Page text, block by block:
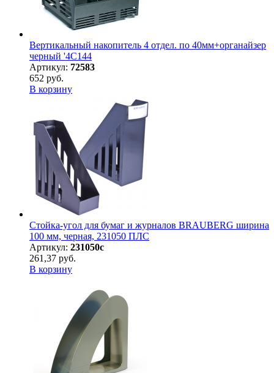
Вертикальный накопитель 4 отдел. по 40мм+органайзер
черный '4C144
Артикул: 72583
652 руб.
В корзину
Стойка-угол для бумаг и журналов BRAUBERG ширина
100 мм, черная, 231050 ПЛС
Артикул: 231050с
261,37 руб.
В корзину